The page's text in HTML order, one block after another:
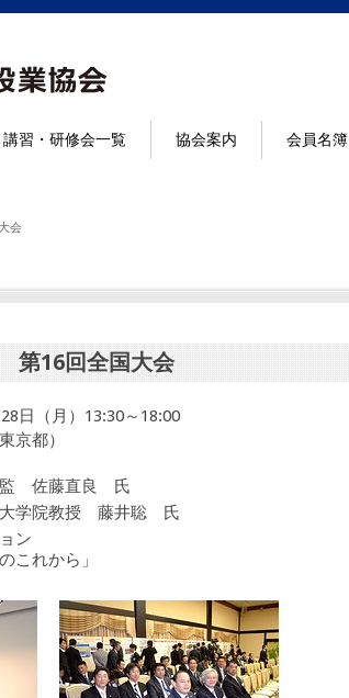
講習・研修会一覧 協会案内 会員名簿
会
第16回全国大会
（月）13:30～18:00
都）
監 佐藤直良 氏
学院教授 藤井聡 氏
ン
これから」